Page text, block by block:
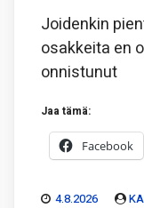
Joidenkin
osakkeita en
onnistunut
Jaa tämä:
Facebook
4.8.2026